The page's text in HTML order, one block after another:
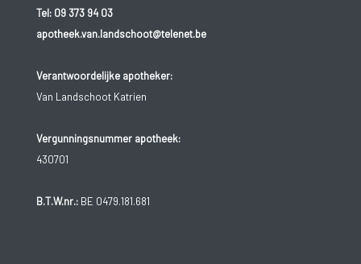
Tel: 09 373 94 03
apotheek.van.landschoot@telenet.be
Verantwoordelijke apotheker:
Van Landschoot Katrien
Vergunningsnummer apotheek:
430701
B.T.W.nr.:BE 0479.181.681